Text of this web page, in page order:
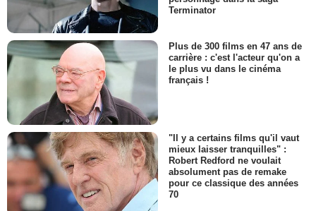
Terminator
Plus de 300 films en 47 ans de
carrière : c'est l'acteur qu'on a
le plus vu dans le cinéma
français !
"Il y a certains films qu'il vaut
mieux laisser tranquilles" :
Robert Redford ne voulait
absolument pas de remake
pour ce classique des années
70